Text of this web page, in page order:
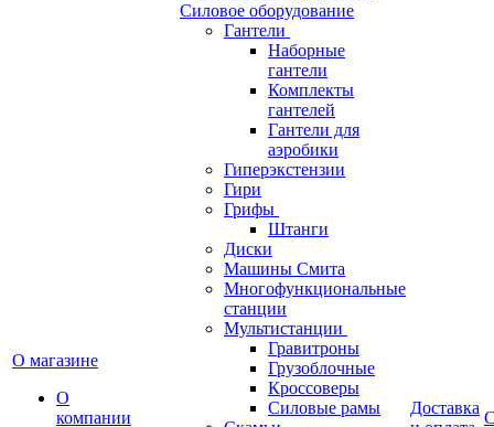
О магазине
О
компании
Силовое оборудование
Гантели
Наборные
гантели
Комплекты
гантелей
Гантели для
аэробики
Гиперэкстензии
Гири
Грифы
Штанги
Диски
Машины Смита
Многофункциональные
станции
Мультистанции
Гравитроны
Грузоблочные
Кроссоверы
Силовые рамы
Доставка